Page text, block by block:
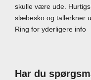
skulle være ude.
slæbesko og tallerkner
Ring for yderligere info
Har du